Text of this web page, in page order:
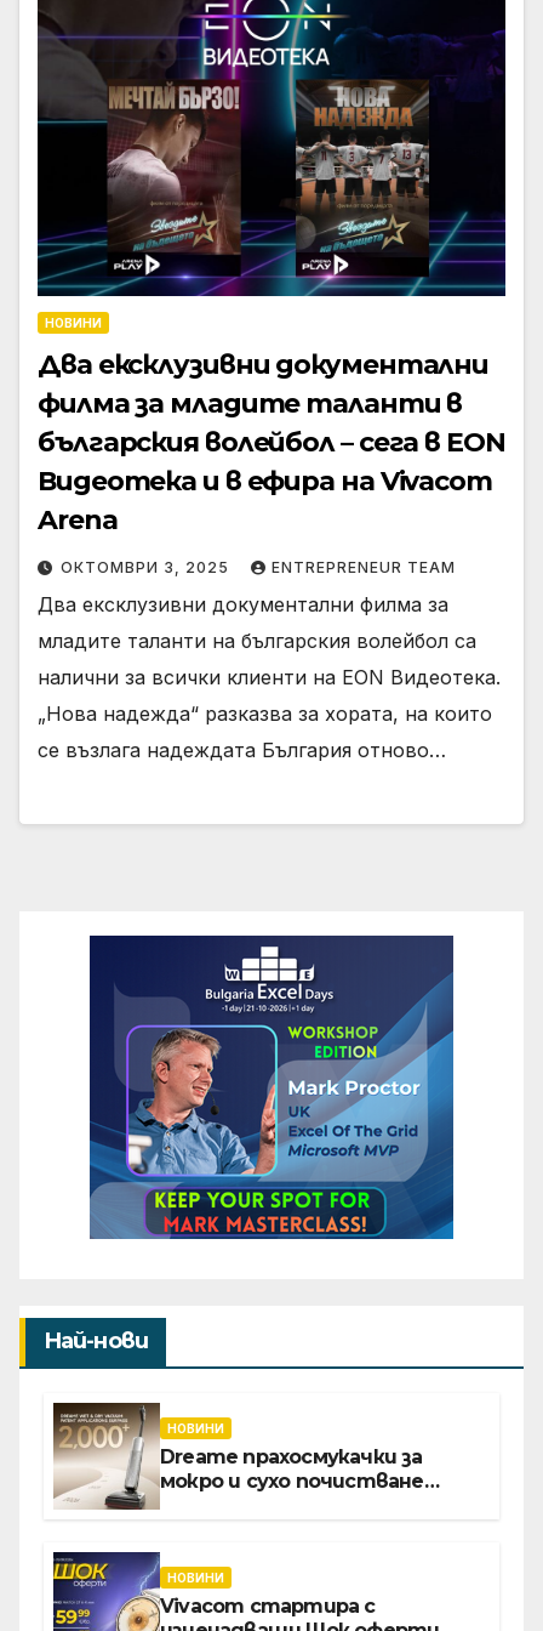
НОВИНИ
Два ексклузивни документални
филма за младите таланти в
българския волейбол – сега в EON
Видеотека и в ефира на Vivacom
Arena
ОКТОМВРИ 3, 2025 ENTREPRENEUR TEAM
Два ексклузивни документални филма за
младите таланти на българския волейбол са
налични за всички клиенти на EON Видеотека.
„Нова надежда“ разказва за хората, на които
се възлага надеждата България отново…
Най-нови
НОВИНИ
Dreame прахосмукачки за
мокро и сухо почистване
НОВИНИ
Vivacom стартира с